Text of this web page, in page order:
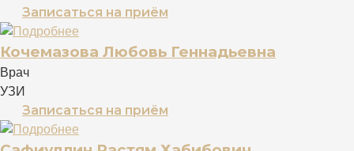
Записаться на приём
Кочемазова Любовь Геннадьевна
Врач
УЗИ
Записаться на приём